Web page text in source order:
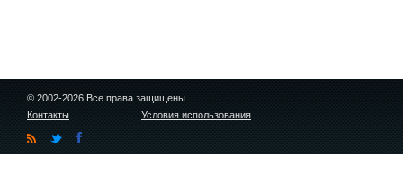
© 2002-2026 Все права защищены
Контакты
Условия использования